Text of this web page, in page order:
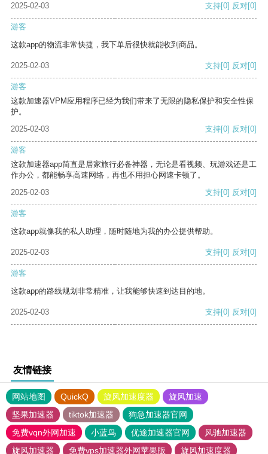
2025-02-03
支持[0] 反对[0]
游客
这款app的物流非常快捷，我下单后很快就能收到商品。
2025-02-03 支持[0] 反对[0]
游客
这款加速器VPM应用程序已经为我们带来了无限的隐私保护和安全性保
护。
2025-02-03
支持[0] 反对[0]
游客
这款加速器app简直是居家旅行必备神器，无论是看视频、玩游戏还是工
作办公，都能畅享高速网络，再也不用担心网速卡顿了。
2025-02-03
支持[0] 反对[0]
游客
这款app就像我的私人助理，随时随地为我的办公提供帮助。
2025-02-03 支持[0] 反对[0]
游客
这款app的路线规划非常精准，让我能够快速到达目的地。
2025-02-03 支持[0] 反对[0]
友情链接
网站地图 QuickQ 旋风加速度器
旋风加速
坚果加速器
tiktok加速器
狗急加速器官网
免费vqn外网加速
小蓝鸟 优途加速器官网
风驰加速器
旋风加速器
免费vps加速器外网苹果版 旋风加速度器